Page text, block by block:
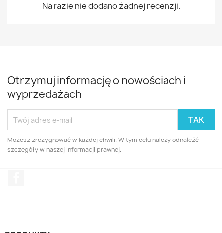
Na razie nie dodano żadnej recenzji.
Otrzymuj informację o nowościach i
wyprzedażach
Możesz zrezygnować w każdej chwili. W tym celu należy odnaleźć
szczegóły w naszej informacji prawnej.